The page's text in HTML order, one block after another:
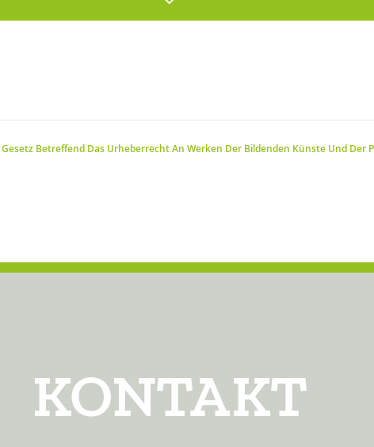
Gesetz Betreffend Das Urheberrecht An Werken Der Bildenden Künste Und Der
KONTAKT